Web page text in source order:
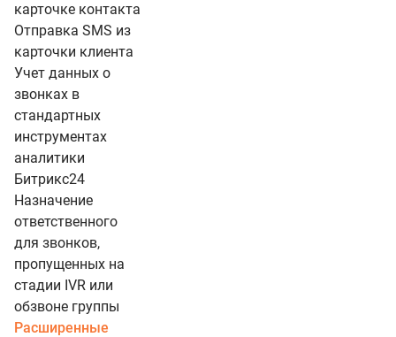
карточке контакта
Отправка SMS из
карточки клиента
Учет данных о
звонках в
стандартных
инструментах
аналитики
Битрикс24
Назначение
ответственного
для звонков,
пропущенных на
стадии IVR или
обзвоне группы
Расширенные